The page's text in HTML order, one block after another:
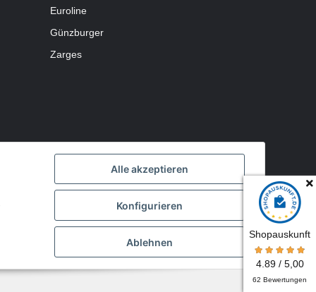
Shopauskunft
4.89 / 5,00
62 Bewertungen
Euroline
Günzburger
Zarges
Alle akzeptieren
Konfigurieren
Ablehnen